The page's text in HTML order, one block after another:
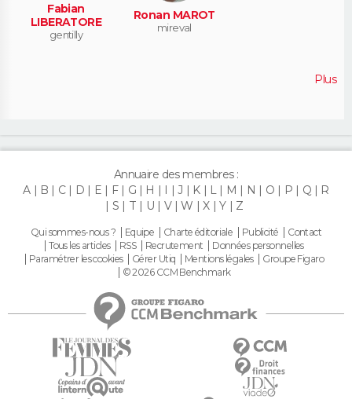
Fabian
LIBERATORE
gentilly
Ronan MAROT
mireval
Plus
Annuaire des membres :
A
B C D E F G H I J K L M N O P Q
R
S
T U V W X Y Z
Qui sommes-nous ? Equipe Charte éditoriale Publicité
Contact
Tous les articles
RSS Recrutement
Données personnelles
Paramétrer les cookies
Gérer Utiq Mentions légales
Groupe Figaro
© 2026 CCM Benchmark